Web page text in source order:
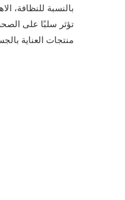
بالنسبة للنظافة،
تؤثر سلبًا على
منتجات العناية